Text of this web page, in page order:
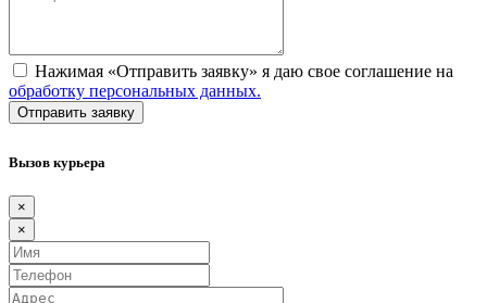
Нажимая «Отправить заявку» я даю свое соглашение на
обработку персональных данных.
Вызов курьера
×
×